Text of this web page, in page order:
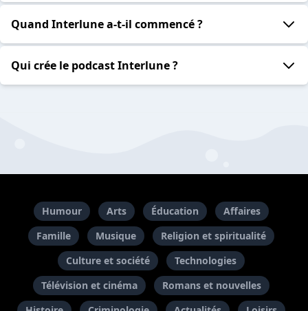
Quand Interlune a-t-il commencé ?
Qui crée le podcast Interlune ?
Humour Arts Éducation
Affaires
Famille
Musique
Religion et spiritualité
Culture et société
Technologies
Télévision et cinéma
Romans et nouvelles